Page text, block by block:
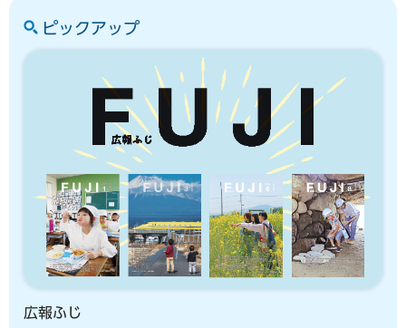
ピックアップ
広報ふじ